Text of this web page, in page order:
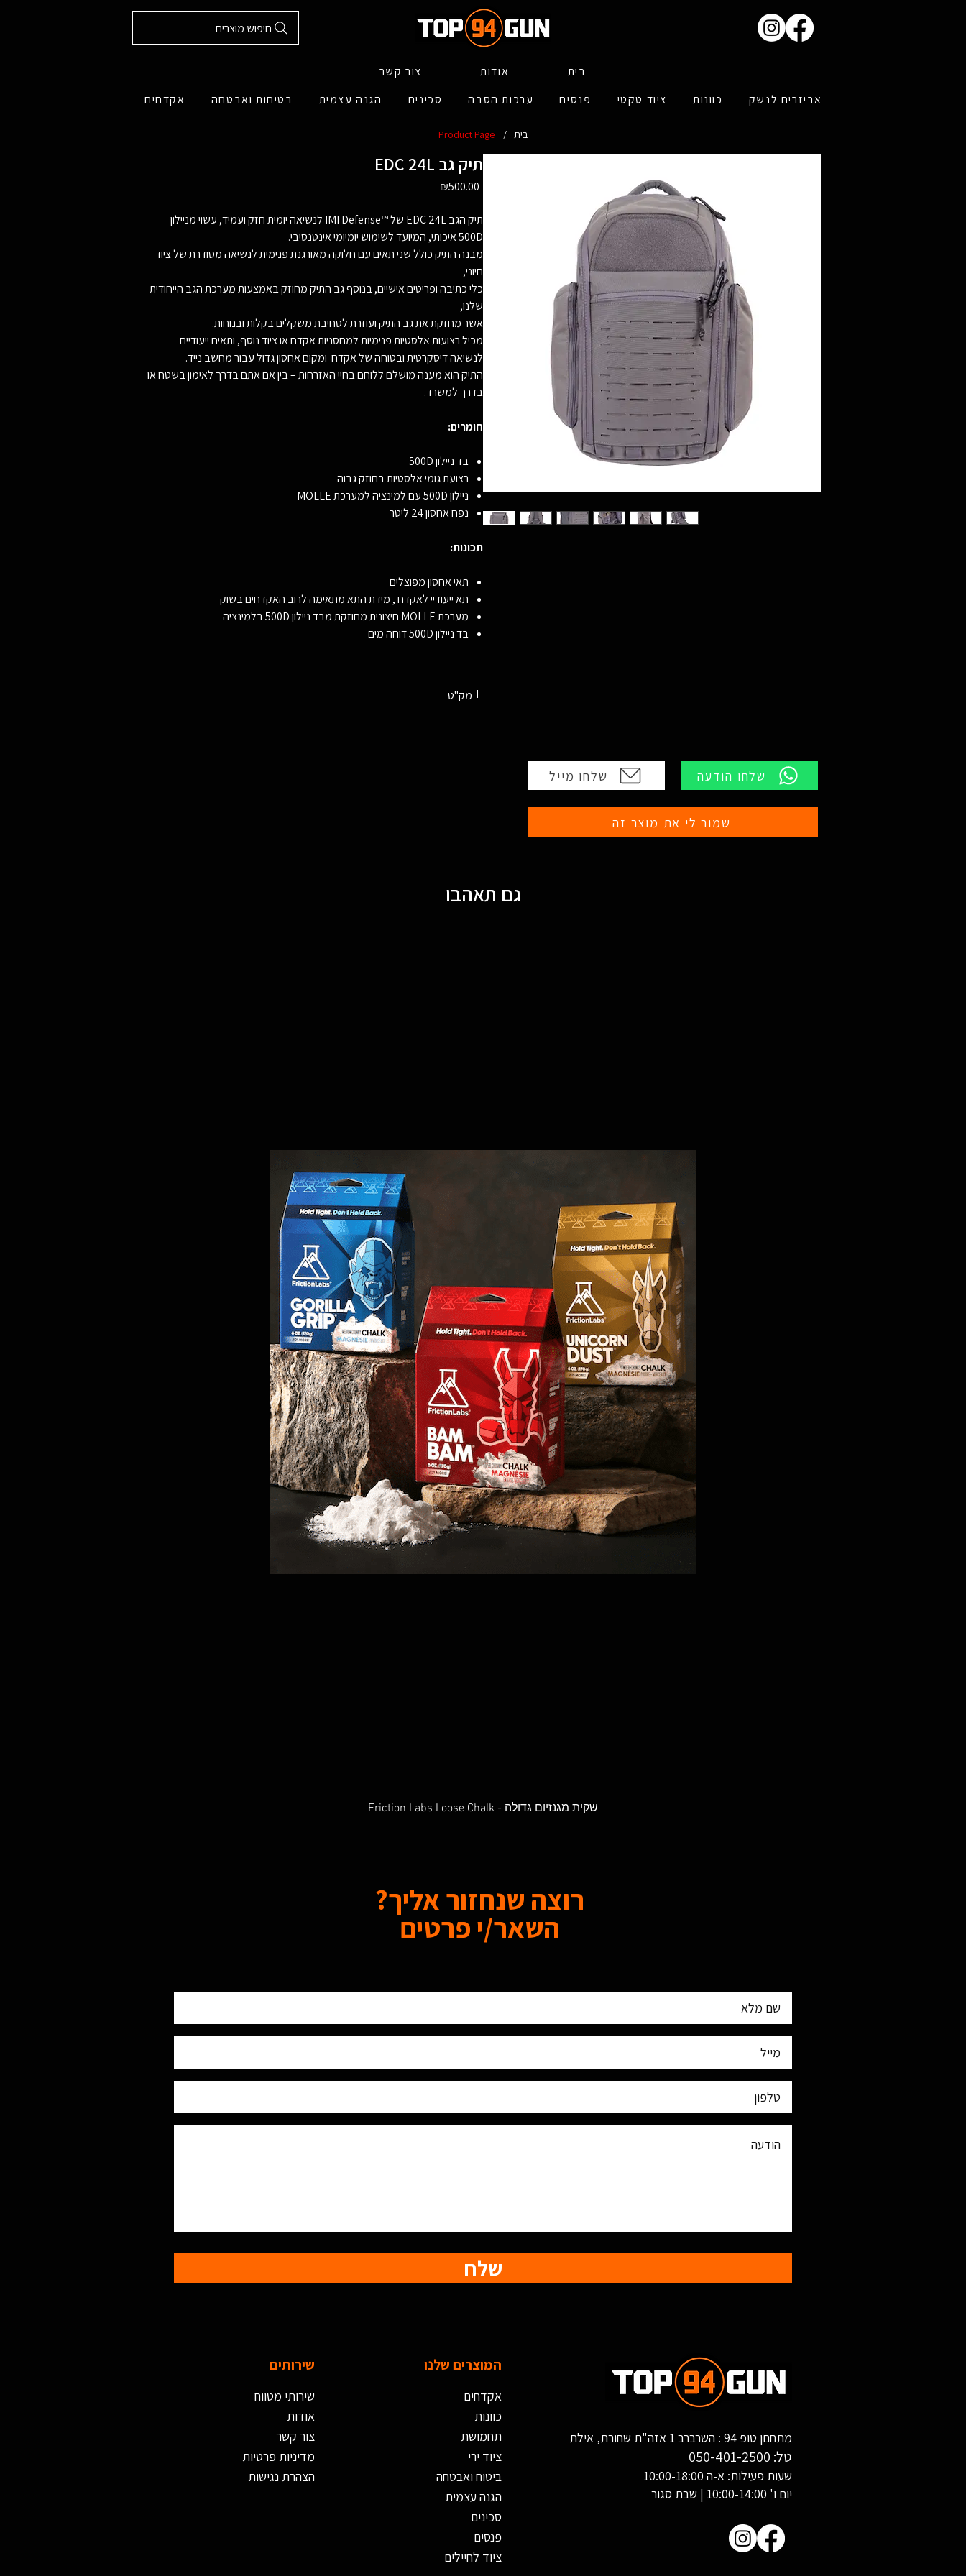
חיפוש מוצרים
בית אודות
צור קשר
אביזרים לנשק
כוונות ציוד טקטי פנסים ערכות הסבה סכינים הגנה עצמית בטיחות ואבטחה אקדחים
בית /
Product Page
EDC 24L תיק גב
₪500.00
תיק הגב EDC 24L של ™IMI Defense לנשיאה יומית חזק ועמיד, עשוי מניילון
500D איכותי, המיועד לשימוש יומיומי אינטנסיבי.
מבנה התיק כולל שני תאים עם חלוקה מאורגנת פנימית לנשיאה מסודרת של ציוד
חיוני,
כלי כתיבה ופריטים אישיים, בנוסף גב התיק מחוזק באמצעות מערכת הגב הייחודית
שלנו,
אשר מחזקת את גב התיק ועוזרת לסחיבת משקלים בקלות ובנוחות.
מכיל רצועות אלסטיות פנימיות למחסניות אקדח או ציוד נוסף, ותאים ייעודיים
לנשיאה דיסקרטית ובטוחה של אקדח ומקום אחסון גדול עבור מחשב נייד.
התיק הוא מענה מושלם ללוחם בחיי האזרחות – בין אם אתם בדרך לאימון בשטח או
בדרך למשרד.
חומרים:
בד ניילון 500D
רצועת גומי אלסטיות בחוזק גבוה
ניילון 500D עם למינציה למערכת MOLLE
נפח אחסון 24 ליטר
תכונות:
תאי אחסון מפוצלים
תא ייעודיי לאקדח , מידת התא מתאימה לרוב האקדחים בשוק
מערכת MOLLE חיצונית מחוזקת מבד ניילון 500D בלמינציה
בד ניילון 500D דוחה מים
מק"ט
שלחו מייל שלחו הודעה
שמור לי את מוצר זה
גם תאהבו
Quick ViewFriction Labs Loose Chalk - שקית מגנזיום גדולה
רוצה שנחזור אליך?
השאר/י פרטים
שלח
שירותים
שירותי מטווח
אודות
צור קשר
מדיניות פרטיות
הצהרת נגישות
המוצרים שלנו
אקדחים
כוונות
תחמושת
ציוד ירי
ביטוח ואבטחה
הגנה עצמית
סכינים
פנסים
ציוד לחיילים
מתחםן טופ 94 : השרברב 1 אזה"ת שחורת, אילת
טל: 050-401-2500
שעות פעילות: א-ה 10:00-18:00
יום ו' 10:00-14:00 | שבת סגור